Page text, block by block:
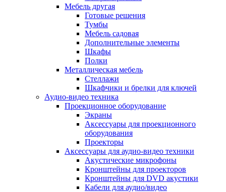
Мебель другая
Готовые решения
Тумбы
Мебель садовая
Дополнительные элементы
Шкафы
Полки
Металлическая мебель
Стеллажи
Шкафчики и брелки для ключей
Аудио-видео техника
Проекционное оборудование
Экраны
Аксессуары для проекционного
оборудования
Проекторы
Аксессуары для аудио-видео техники
Акустические микрофоны
Кронштейны для проекторов
Кронштейны для DVD акустики
Кабели для аудио/видео